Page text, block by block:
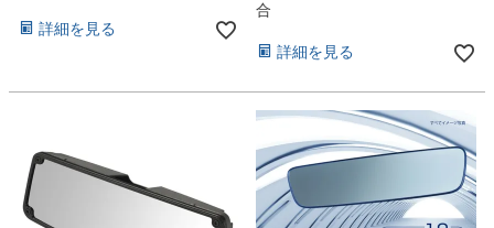
詳細を見る
合
詳細を見る